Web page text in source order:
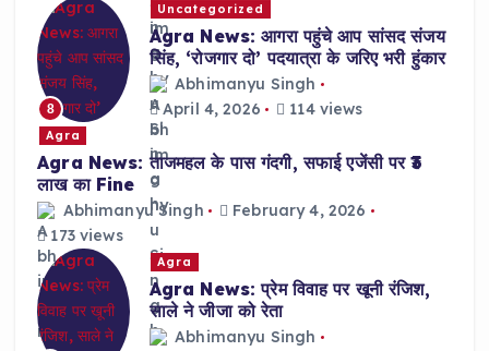
8
Uncategorized
Agra News: आगरा पहुंचे आप सांसद संजय
सिंह, ‘रोजगार दो’ पदयात्रा के जरिए भरी हुंकार
Abhimanyu Singh
April 4, 2026
114 views
Agra
Agra News: ताजमहल के पास गंदगी, सफाई एजेंसी पर ₹3
लाख का Fine
Abhimanyu Singh
February 4, 2026
173 views
Agra
Agra News: प्रेम विवाह पर खूनी रंजिश,
साले ने जीजा को रेता
Abhimanyu Singh